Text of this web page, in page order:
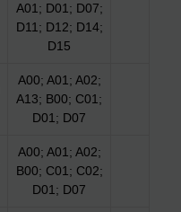
A01; D01; D07;
D11; D12; D14;
D15
A00; A01; A02;
A13; B00; C01;
D01; D07
A00; A01; A02;
B00; C01; C02;
D01; D07